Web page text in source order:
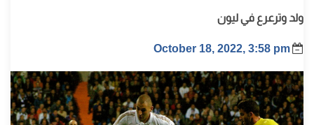
ولد وترعرع في ليون
October 18, 2022, 3:58 pm